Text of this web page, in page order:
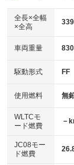
：装備なし
パワーウィンド
アイドリングス
：装備あり
USB入力端子
：装備あり
100V電源
：装備なし
センターデフロ
：装備なし
電動格納ミラー
：装備あり
：装備なし
革シート
キーレス
HID(キセノンラ
：装備なし
バックカメラ
：装備あり
エアロ
：装備なし
：装備なし
パワーシート
全長×全幅
×全高
車両重量
駆動形式 FF
使用燃料 無
WLTCモ
ード燃費
－
JC08モー
ド燃費